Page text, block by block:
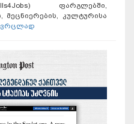
ფარგლებში,
კულტურისა
ვრცლად